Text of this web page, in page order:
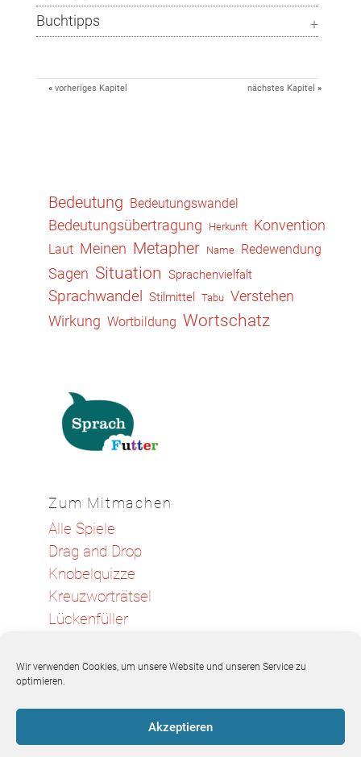
Wir verwenden Cookies, um unsere Website und unseren Service zu
optimieren.
Akzeptieren
Buchtipps
« vorheriges Kapitel nächstes Kapitel »
Bedeutung Bedeutungswandel
Bedeutungsübertragung Herkunft Konvention
Laut Meinen Metapher Name Redewendung
Sagen Situation Sprachenvielfalt
Sprachwandel Stilmittel Tabu Verstehen
Wirkung Wortbildung Wortschatz
Zum Mitmachen
Alle Spiele
Drag and Drop
Knobelquizze
Kreuzworträtsel
Lückenfüller
Sortier-Spiel
Wortsuch-Rätsel